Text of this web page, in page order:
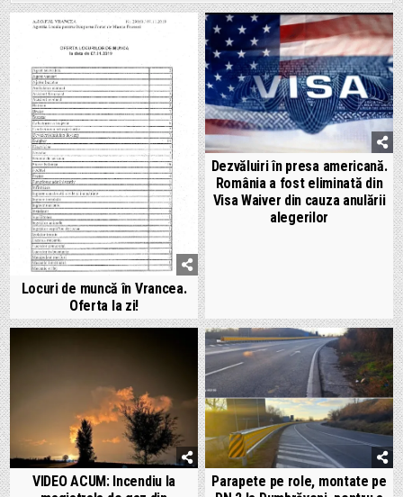
Locuri de muncă în Vrancea.
Oferta la zi!
Dezvăluiri în presa americană.
România a fost eliminată din
Visa Waiver din cauza anulării
alegerilor
VIDEO ACUM: Incendiu la
Parapete pe role, montate pe